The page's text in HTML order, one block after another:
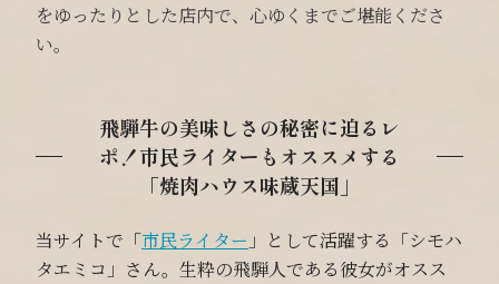
をゆったりとした店内で、心ゆくまでご堪能くださ
い。
飛騨牛の美味しさの秘密に迫るレ
ポ！市民ライターもオススメする
「焼肉ハウス味蔵天国」
当サイトで「市民ライター 」として活躍する「シモハ
タエミコ」さん。生粋の飛騨人である彼女がオスス